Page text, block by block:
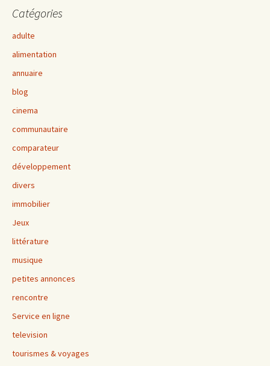
Catégories
adulte
alimentation
annuaire
blog
cinema
communautaire
comparateur
développement
divers
immobilier
Jeux
littérature
musique
petites annonces
rencontre
Service en ligne
television
tourismes & voyages